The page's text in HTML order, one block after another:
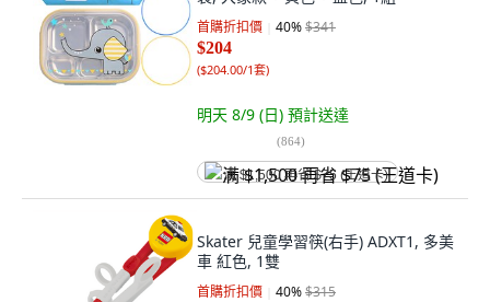
首購折扣價 40%$341
$204
($204.00/1套)
明天 8/9 (日) 預計送達
(864)
满 $1,500 再省 $75 (王道卡)
Skater 兒童學習筷(右手) ADXT1, 多美
車 紅色, 1雙
首購折扣價 40%$315